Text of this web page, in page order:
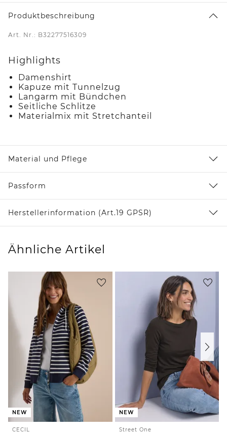
Produktbeschreibung
Art. Nr.: B32277516309
Highlights
Damenshirt
Kapuze mit Tunnelzug
Langarm mit Bündchen
Seitliche Schlitze
Materialmix mit Stretchanteil
Material und Pflege
Passform
Herstellerinformation (Art.19 GPSR)
Ähnliche Artikel
NEW
CECIL
NEW
Street One